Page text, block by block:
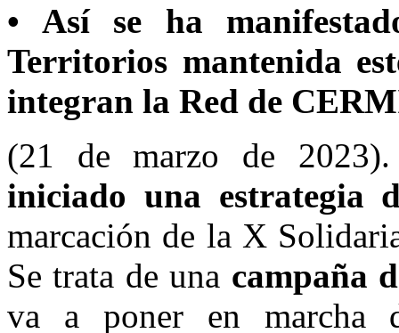
• Así se ha
Territorios mantenida
integran la Red de
(21 de marzo de
iniciado una estrategia
marcación de la X
Se trata de una campaña
va a poner en marcha